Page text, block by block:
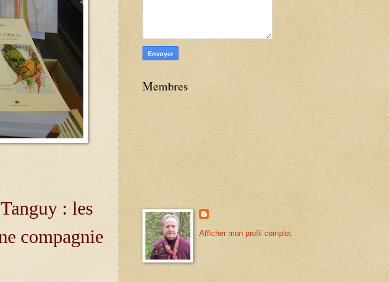
: les
compagnie
Membres
Afficher mon profil complet